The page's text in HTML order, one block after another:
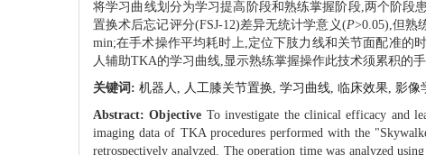
将学习曲线划分为学习提高阶段和熟练掌握阶段,两个阶段
置换术后忘记评分(FSJ-12)差异无统计学意义(P>0.05),但熟
min;在手术操作平均耗时上,定位下肢力线和关节面配准的
人辅助TKA的学习曲线,显示熟练掌握操作此技术须累积的
关键词: 机器人, 人工膝关节置换, 学习曲线, 临床效果, 影像
Abstract:Objective To investigate the clinical efficacy and
imaging data of TKA procedures performed with the
retrospectively analyzed. The operation time was analyzed